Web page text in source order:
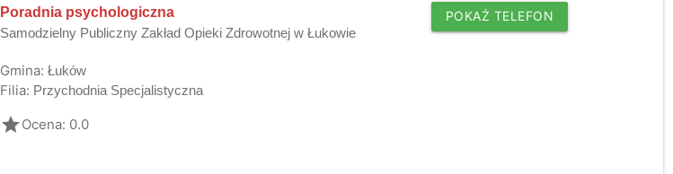
Poradnia psychologiczna
Samodzielny Publiczny Zakład Opieki Zdrowotnej w Łukowie
POKAŻ TELEFON
Gmina: Łuków
Filia: Przychodnia Specjalistyczna
gradeOcena: 0.0